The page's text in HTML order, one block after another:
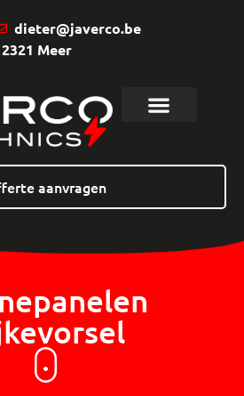
dieter@javerco.be
Meer
aanvragen